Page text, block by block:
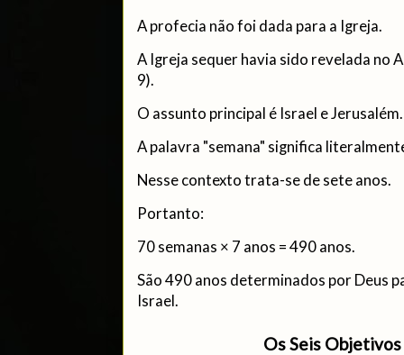
A profecia não foi dada para a Igreja.
A Igreja sequer havia sido revelada no
9).
O assunto principal é Israel e Jerusalém.
A palavra "semana" significa
Nesse contexto trata-se de sete anos.
Portanto:
70 semanas × 7 anos = 490 anos.
São 490 anos determinados por Deus
Israel.
Os Seis